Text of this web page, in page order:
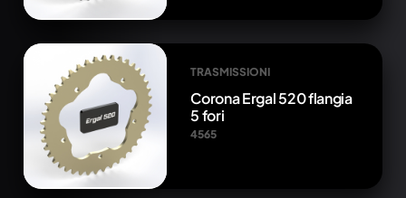
TRASMISSIONI
Corona Ergal 520 flangia
5 fori
4565